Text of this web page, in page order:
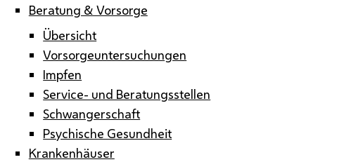
Beratung & Vorsorge
Übersicht
Vorsorgeuntersuchungen
Impfen
Service- und Beratungsstellen
Schwangerschaft
Psychische Gesundheit
Krankenhäuser